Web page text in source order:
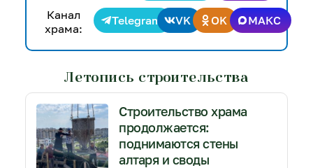
Канал
храма:
Telegram VK OK МАКС
Летопись строительства
Строительство храма
продолжается:
поднимаются стены
алтаря и своды